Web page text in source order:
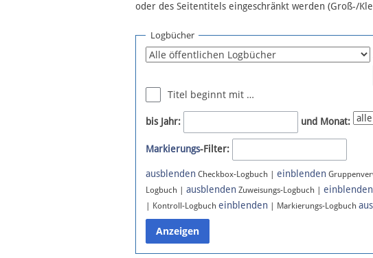
oder des Seitentitels eingeschränkt werden (Groß-/
Logbücher
Titel beginnt mit …
bis Jahr: und Monat:
Markierungs-Filter:
ausblenden Checkbox-Logbuch | einblenden
Logbuch | ausblenden Zuweisungs-Logbuch | einblenden
| Kontroll-Logbuch einblenden | Markierungs-Logbuch